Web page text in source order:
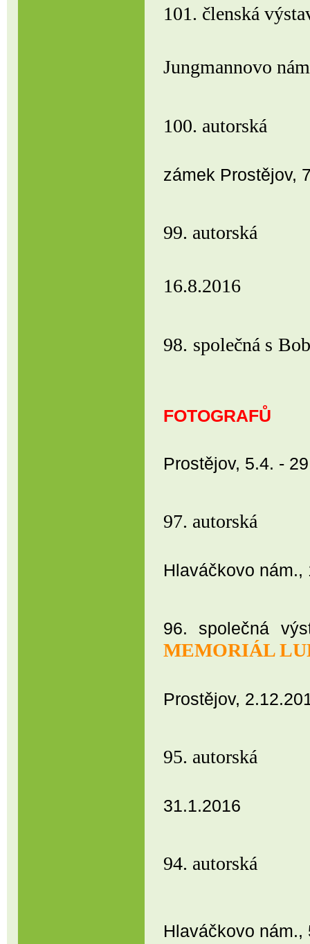
101. členská
Jungmannovo
100.
zámek Prostějov,
99.
16.8.2016
98. společná s
Prostějov,
97.
Hlaváčkovo nám.,
96. společná
MEMORIÁL
Prostějov,
95.
31.1.2016
94.
Hlaváčkovo nám.,